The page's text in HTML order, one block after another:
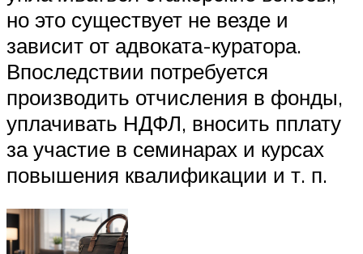
но это существует не везде и
зависит от адвоката-куратора.
Впоследствии потребуется
производить отчисления в фонды,
уплачивать НДФЛ, вносить пплату
за участие в семинарах и курсах
повышения квалификации и т. п.